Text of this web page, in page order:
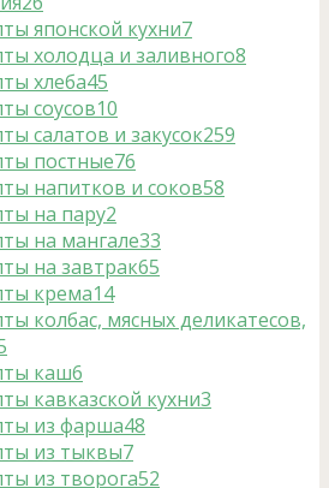
японской кухни7
холодца и заливного8
хлеба45
соусов10
салатов и закусок259
постные76
напитков и соков58
на пару2
на мангале33
на завтрак65
крема14
колбас, мясных деликатесов,
каш6
кавказской кухни3
из фарша48
из тыквы7
из творога52